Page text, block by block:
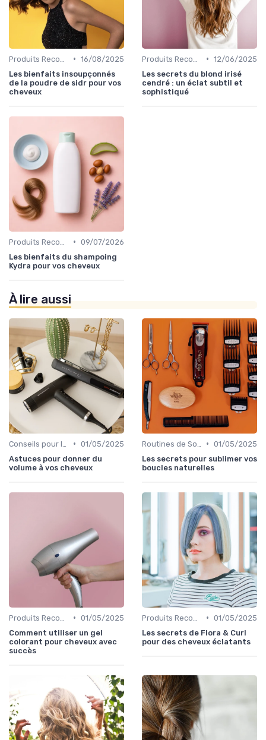
• 16/08/2025
Les bienfaits insoupçonnés
de la poudre de sidr pour vos
cheveux
• 12/06/2025
Les secrets du blond irisé
cendré : un éclat subtil et
sophistiqué
• 09/07/2026
Les bienfaits du shampoing
Kydra pour vos cheveux
À lire aussi
• 01/05/2025
Astuces pour donner du
volume à vos cheveux
• 01/05/2025
Les secrets pour sublimer vos
boucles naturelles
• 01/05/2025
Comment utiliser un gel
colorant pour cheveux avec
succès
• 01/05/2025
Les secrets de Flora & Curl
pour des cheveux éclatants